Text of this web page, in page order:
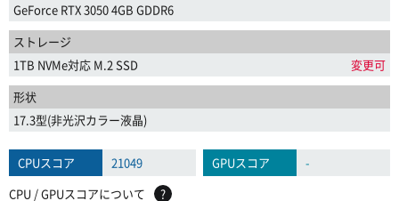
GeForce RTX 3050 4GB GDDR6
ストレージ
1TB NVMe対応 M.2 SSD
変更可
形状
17.3型(非光沢カラー液晶)
CPUスコア 21049 GPUスコア
-
CPU / GPUスコアについて
?